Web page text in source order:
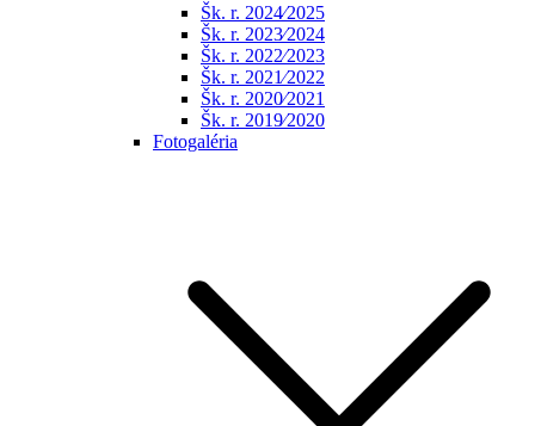
Šk. r. 2024⁄2025
Šk. r. 2023⁄2024
Šk. r. 2022⁄2023
Šk. r. 2021⁄2022
Šk. r. 2020⁄2021
Šk. r. 2019⁄2020
Fotogaléria